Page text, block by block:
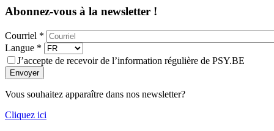
Abonnez-vous à la newsletter !
Courriel *
Langue *
J’accepte de recevoir de l’information régulière de PSY.BE
Envoyer
Vous souhaitez apparaître dans nos newsletter?
Cliquez ici